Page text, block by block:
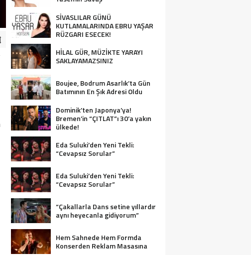
SİVASLILAR GÜNÜ
KUTLAMALARINDA EBRU YAŞAR
RÜZGARI ESECEK!
HİLAL GÜR, MÜZİKTE YARAYI
SAKLAYAMAZSINIZ
Boujee, Bodrum Asarlık’ta Gün
Batımının En Şık Adresi Oldu
Dominik’ten Japonya’ya!
Bremen’in “ÇITLAT”ı 30’a yakın
ülkede!
Eda Suluki’den Yeni Tekli:
“Cevapsız Sorular”
Eda Suluki’den Yeni Tekli:
“Cevapsız Sorular”
“Çakallarla Dans setine yıllardır
aynı heyecanla gidiyorum”
Hem Sahnede Hem Formda
Konserden Reklam Masasına